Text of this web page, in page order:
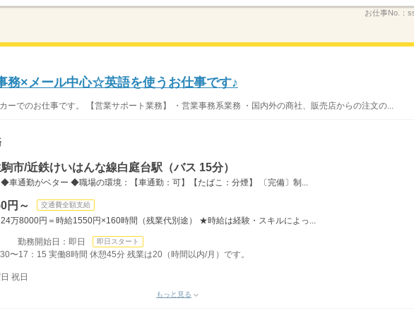
お仕事No.：
務×メール中心☆英語を使うお仕事です♪
ーでのお仕事です。 【営業サポート業務】 ・営業事務系業務 ・国内外の商社、販売店からの注文の...
市/近鉄けいはんな線白庭台駅（バス 15分）
車通勤がベター ◆職場の環境：【車通勤：可】【たばこ：分煙】 〔完備〕制...
円～ 交通費全額支給
24万8000円＝時給1550円×160時間（残業代別途） ★時給は経験・スキルによっ...
勤務開始日：即日 即日スタート
〜17：15 実働8時間 休憩45分 残業は20（時間以内/月）です。
祝日
もっと見る